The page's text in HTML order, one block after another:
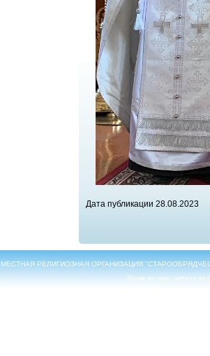
Дата публикации 28.08.2023
МЕСТНАЯ РЕЛИГИОЗНАЯ ОРГАНИЗАЦИЯ
Храм во имя святителя